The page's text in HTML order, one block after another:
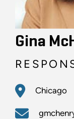
Gina
Chicago